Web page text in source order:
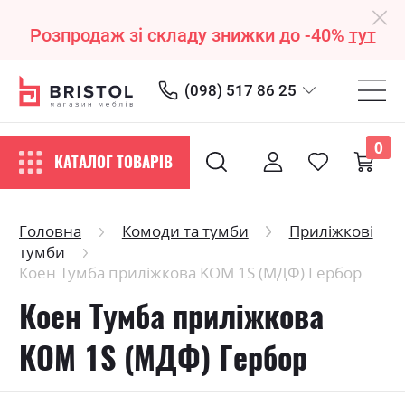
Розпродаж зі складу знижки до -40% тут
(098) 517 86 25
КАТАЛОГ ТОВАРІВ
0
Головна Комоди та тумби
Приліжкові
тумби
Коен Тумба приліжкова KOM 1S (МДФ) Гербор
Коен Тумба приліжкова
KOM 1S (МДФ) Гербор